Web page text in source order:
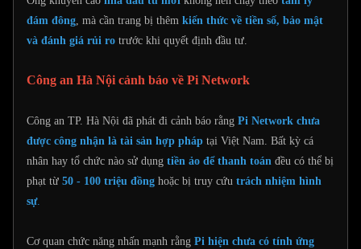
đám đông, mà cần trang bị thêm kiến thức về tiền số, bảo mật
và đánh giá rủi ro trước khi quyết định đầu tư.
Công an Hà Nội cảnh báo về Pi Network
Công an TP. Hà Nội đã phát đi cảnh báo rằng Pi Network chưa
được công nhận là tài sản hợp pháp tại Việt Nam. Bất kỳ cá
nhân hay tổ chức nào sử dụng tiền ảo để thanh toán đều có thể bị
phạt từ 50 - 100 triệu đồng hoặc bị truy cứu trách nhiệm hình
sự.
Cơ quan chức năng nhấn mạnh rằng Pi hiện chưa có tính ứng